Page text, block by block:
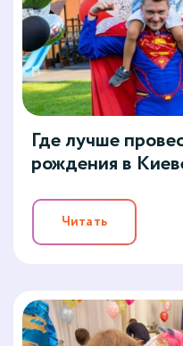
Где лучше
рождения в
Читать